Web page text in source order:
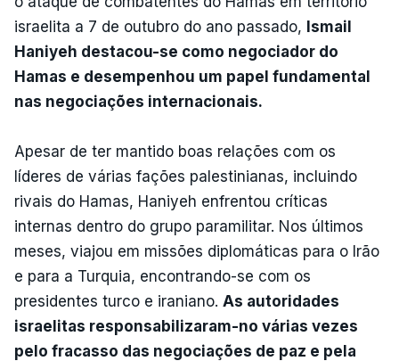
israelita a 7 de outubro do ano passado, Ismail
Haniyeh destacou-se como negociador do
Hamas e desempenhou um papel fundamental
nas negociações internacionais.
Apesar de ter mantido boas relações com os
líderes de várias fações palestinianas, incluindo
rivais do Hamas, Haniyeh enfrentou críticas
internas dentro do grupo paramilitar. Nos últimos
meses, viajou em missões diplomáticas para o Irão
e para a Turquia, encontrando-se com os
presidentes turco e iraniano. As autoridades
israelitas responsabilizaram-no várias vezes
pelo fracasso das negociações de paz e pela